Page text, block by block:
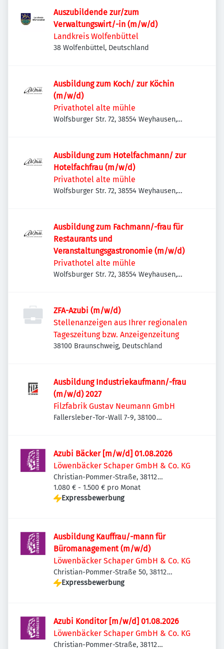
Auszubildende zur/zum
Verwaltungswirt/-in (m/w/d)
Landkreis Wolfenbüttel
38 Wolfenbüttel, Deutschland
Ausbildung zum Koch/ zur Köchin
(m/w/d)
Privathotel alte mühle
Wolfsburger Str. 72, 38554 Weyhausen,
Ausbildung zum Hotelfachmann/ zur
Hotelfachfrau (m/w/d)
Privathotel alte mühle
Wolfsburger Str. 72, 38554 Weyhausen,
Ausbildung zum Fachmann/-frau für
Restaurants und
Veranstaltungsgastronomie (m/w/d)
Privathotel alte mühle
Wolfsburger Str. 72, 38554 Weyhausen,
ZFA-Azubi (m/w/d)
Stellenanzeigen aus Ihrer regionalen
Tageszeitung bzw. Anzeigenzeitung
38100 Braunschweig, Deutschland
Ausbildung Industriekaufmann/-frau
(m/w/d) 2027
Filzfabrik Gustav Neumann GmbH
Fallersleber-Tor-Wall 7-9, 38100
Azubi Bäcker [m/w/d] 01.08.2026
Löwenbäcker Schaper GmbH & Co. KG
Christian-Pommer-Straße, 38112
Braunschweig-Veltenhof-Rühme,
Deutschland
1.080 € - 1.500 € pro Monat
Expressbewerbung
Ausbildung Kauffrau/-mann für
Büromanagement (m/w/d)
Löwenbäcker Schaper GmbH & Co. KG
Christian-Pommer-Straße 50, 38112
Braunschweig, Deutschland
Expressbewerbung
Azubi Konditor [m/w/d] 01.08.2026
Löwenbäcker Schaper GmbH & Co. KG
Christian-Pommer-Straße, 38112